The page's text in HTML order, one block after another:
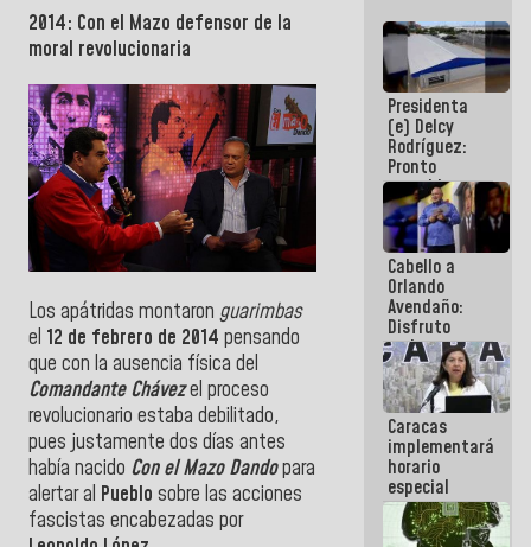
2014: Con el Mazo defensor de la
moral revolucionaria
Los apátridas montaron guarimbas
el 12 de febrero de 2014 pensando
que con la ausencia física del
Comandante Chávezel proceso
revolucionario estaba debilitado,
pues justamente dos días antes
había nacido Con el Mazo Dandopara
alertar al Pueblo sobre las acciones
fascistas encabezadas por
Presidenta
(e) Delcy
Rodríguez:
Pronto
restableceremos
las
operaciones
en el
Aeropuerto
Internacional
de
Maiquetía
Cabello a
Orlando
Avendaño:
Disfruto
cada vez
que escribes
porque lo
que haces
es
embarrarla
Caracas
implementará
horario
especial
para
adaptarse